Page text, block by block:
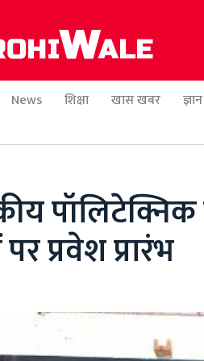
News शिक्षा खास खबर ज्ञान
पॉलिटेक्निक
प्रवेश प्रारंभ